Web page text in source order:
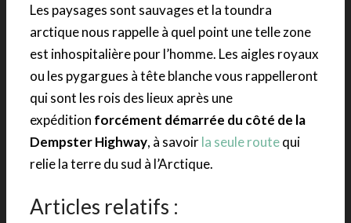
Les paysages sont sauvages et la toundra
arctique nous rappelle à quel point une telle zone
est inhospitalière pour l’homme. Les aigles royaux
ou les pygargues à tête blanche vous rappelleront
qui sont les rois des lieux après une
expédition forcément démarrée du côté de la
Dempster Highway, à savoirla seule routequi
relie la terre du sud à l’Arctique.
Articles relatifs :